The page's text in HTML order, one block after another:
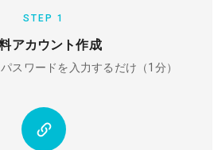
STEP 1
アカウント作成
スワードを入力するだけ（1分）